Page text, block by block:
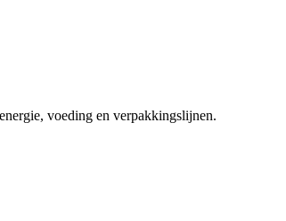
voeding en verpakkingslijnen.